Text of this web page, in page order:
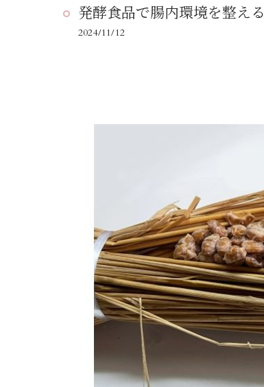
発酵食品で腸内環境を整える
2024/11/12